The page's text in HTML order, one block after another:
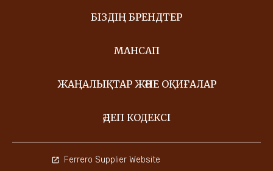
БІЗДІҢ БРЕНДТЕР
МАНСАП
ЖАҢАЛЫҚТАР ЖӘНЕ ОҚИҒАЛАР
ӘДЕП КОДЕКСІ
Ferrero Supplier Website